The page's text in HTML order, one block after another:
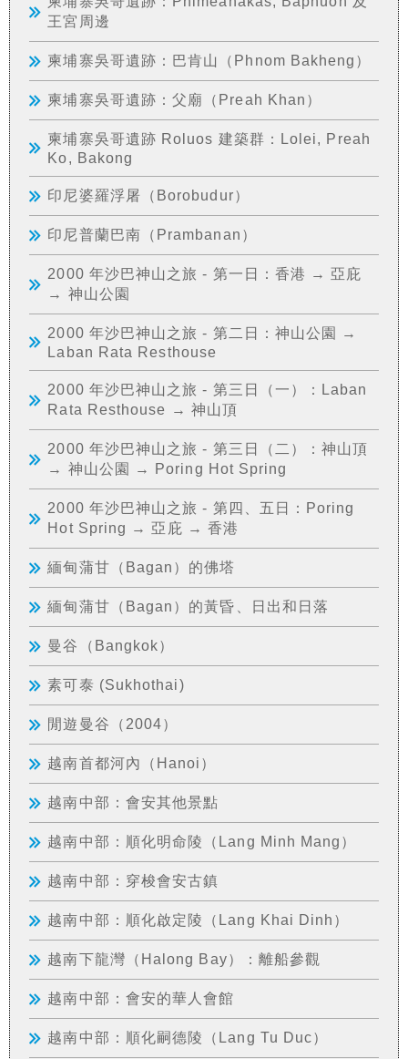
王宮周邊
柬埔寨吳哥遺跡：巴肯山（Phnom Bakheng）
柬埔寨吳哥遺跡：父廟（Preah Khan）
柬埔寨吳哥遺跡 Roluos 建築群：Lolei, Preah
Ko, Bakong
印尼婆羅浮屠（Borobudur）
印尼普蘭巴南（Prambanan）
2000 年沙巴神山之旅 - 第一日：香港 → 亞庇
→ 神山公園
2000 年沙巴神山之旅 - 第二日：神山公園 →
Laban Rata Resthouse
2000 年沙巴神山之旅 - 第三日（一）：Laban
Rata Resthouse → 神山頂
2000 年沙巴神山之旅 - 第三日（二）：神山頂
→ 神山公園 → Poring Hot Spring
2000 年沙巴神山之旅 - 第四、五日：Poring
Hot Spring → 亞庇 → 香港
緬甸蒲甘（Bagan）的佛塔
緬甸蒲甘（Bagan）的黃昏、日出和日落
曼谷（Bangkok）
素可泰 (Sukhothai)
閒遊曼谷（2004）
越南首都河內（Hanoi）
越南中部：會安其他景點
越南中部：順化明命陵（Lang Minh Mang）
越南中部：穿梭會安古鎮
越南中部：順化啟定陵（Lang Khai Dinh）
越南下龍灣（Halong Bay）：離船參觀
越南中部：會安的華人會館
越南中部：順化嗣德陵（Lang Tu Duc）